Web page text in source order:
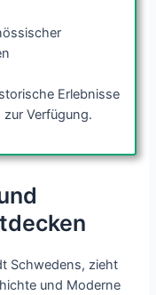
Erlebnisse
Verfügung.
Schwedens, zieht
und Moderne